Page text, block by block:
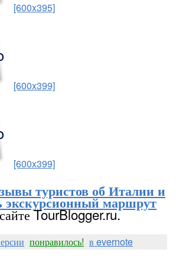
[600x395]
[600x399]
[600x399]
туристов об Италии и
экскурсионный маршрут
TourBlogger.ru.
понравилось! в evernote